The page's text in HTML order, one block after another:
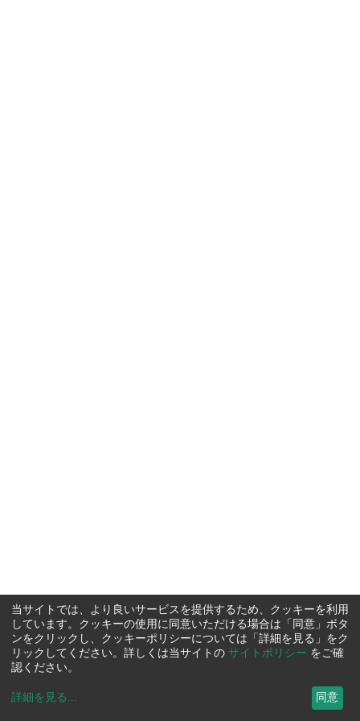
当サイトでは、より良いサービスを提供するため、クッキーを利用
しています。クッキーの使用に同意いただける場合は「同意」ボタ
ンをクリックし、クッキーポリシーについては「詳細を見る」をク
リックしてください。詳しくは当サイトの サイトポリシー をご確
認ください。
詳細を見る ... 同意